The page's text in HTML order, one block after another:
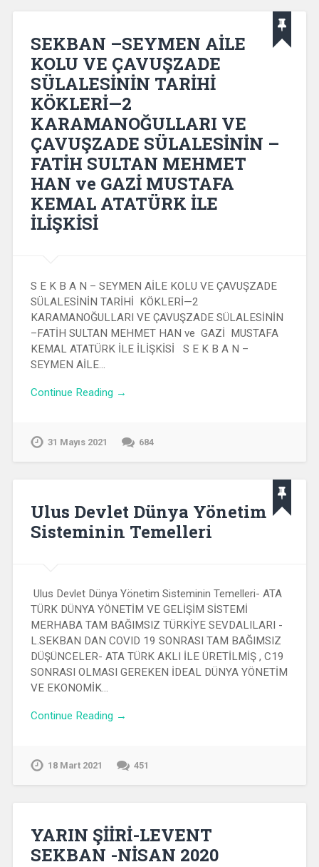
SEKBAN –SEYMEN AİLE
KOLU VE ÇAVUŞZADE
SÜLALESİNİN TARİHİ
KÖKLERİ—2
KARAMANOĞULLARI VE
ÇAVUŞZADE SÜLALESİNİN –
FATİH SULTAN MEHMET
HAN ve GAZİ MUSTAFA
KEMAL ATATÜRK İLE
İLİŞKİSİ
S E K B A N – SEYMEN AİLE KOLU VE ÇAVUŞZADE
SÜLALESİNİN TARİHİ KÖKLERİ—2
KARAMANOĞULLARI VE ÇAVUŞZADE SÜLALESİNİN
–FATİH SULTAN MEHMET HAN ve GAZİ MUSTAFA
KEMAL ATATÜRK İLE İLİŞKİSİ S E K B A N –
SEYMEN AİLE…
Continue Reading →
31 Mayıs 2021 684
Ulus Devlet Dünya Yönetim
Sisteminin Temelleri
Ulus Devlet Dünya Yönetim Sisteminin Temelleri- ATA
TÜRK DÜNYA YÖNETİM VE GELİŞİM SİSTEMİ
MERHABA TAM BAĞIMSIZ TÜRKİYE SEVDALILARI -
L.SEKBAN DAN COVID 19 SONRASI TAM BAĞIMSIZ
DÜŞÜNCELER- ATA TÜRK AKLI İLE ÜRETİLMİŞ , C19
SONRASI OLMASI GEREKEN İDEAL DÜNYA YÖNETİM
VE EKONOMİK…
Continue Reading →
18 Mart 2021 451
YARIN ŞİİRİ-LEVENT
SEKBAN -NİSAN 2020